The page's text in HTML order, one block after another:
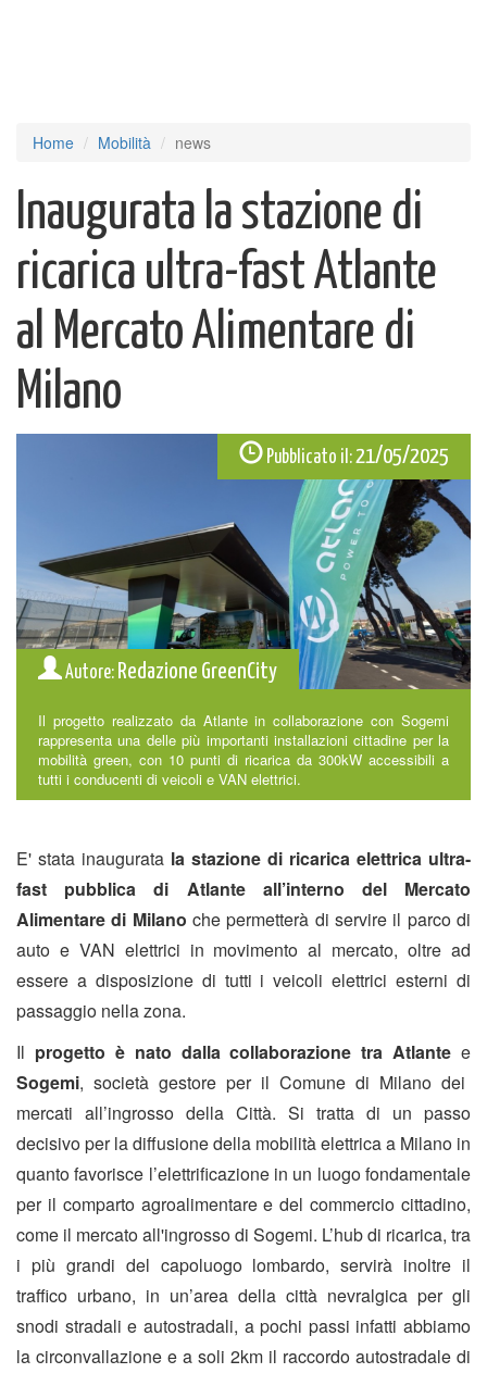
Home Mobilità news
Inaugurata la stazione di
ricarica ultra-fast Atlante
al Mercato Alimentare di
Milano
Pubblicato il:21/05/2025
Autore: Redazione GreenCity
Il progetto realizzato da Atlante in collaborazione con Sogemi
rappresenta una delle più importanti installazioni cittadine per la
mobilità green, con 10 punti di ricarica da 300kW accessibili a
tutti i conducenti di veicoli e VAN elettrici.
E' stata inaugurata la stazione di ricarica elettrica ultra-
fast pubblica di Atlante all’interno del Mercato
Alimentare di Milano che permetterà di servire il parco di
auto e VAN elettrici in movimento al mercato, oltre ad
essere a disposizione di tutti i veicoli elettrici esterni di
passaggio nella zona.
Il progetto è nato dalla collaborazione tra Atlante e
Sogemi, società gestore per il Comune di Milano dei
mercati all’ingrosso della Città. Si tratta di un passo
decisivo per la diffusione della mobilità elettrica a Milano in
quanto favorisce l’elettrificazione in un luogo fondamentale
per il comparto agroalimentare e del commercio cittadino,
come il mercato all'ingrosso di Sogemi. L’hub di ricarica, tra
i più grandi del capoluogo lombardo, servirà inoltre il
traffico urbano, in un’area della città nevralgica per gli
snodi stradali e autostradali, a pochi passi infatti abbiamo
la circonvallazione e a soli 2km il raccordo autostradale di